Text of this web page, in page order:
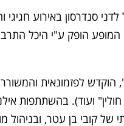
סנדרסון באירוע
הופק ע"י היכל
לפזמונאית
ועוד). בהשתתפות
קובי בן עטר, ובניהול